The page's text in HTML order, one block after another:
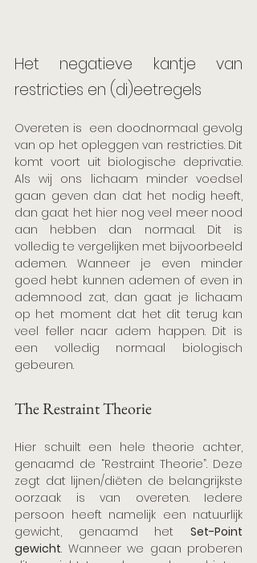
Het negatieve kantje van
restricties en (di)eetregels
Overeten is  een doodnormaal gevolg
van op het opleggen van restricties. Dit
komt voort uit biologische deprivatie.
Als wij ons lichaam minder voedsel
gaan geven dan dat het nodig heeft,
dan gaat het hier nog veel meer nood
aan hebben dan normaal. Dit is
volledig te vergelijken met bijvoorbeeld
ademen. Wanneer je even minder
goed hebt kunnen ademen of even in
ademnood zat, dan gaat je lichaam
op het moment dat het dit terug kan
veel feller naar adem happen. Dit is
een volledig normaal biologisch
gebeuren.
The Restraint Theorie
Hier schuilt een hele theorie achter,
genaamd de “Restraint Theorie”. Deze
zegt dat lijnen/diëten de belangrijkste
oorzaak is van overeten. Iedere
persoon heeft namelijk een natuurlijk
gewicht, genaamd het Set-Point
gewicht. Wanneer we gaan proberen